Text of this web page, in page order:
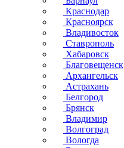
Краснодар
Красноярск
Владивосток
Ставрополь
Хабаровск
Благовещенск
Архангельск
Астрахань
Белгород
Брянск
Владимир
Волгоград
Вологда